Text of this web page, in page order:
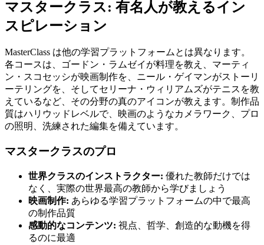
マスタークラス: 有名人が教えるイン
スピレーション
MasterClass は他の学習プラットフォームとは異なります。
各コースは、ゴードン・ラムゼイが料理を教え、マーティ
ン・スコセッシが映画制作を、ニール・ゲイマンがストーリ
ーテリングを、そしてセリーナ・ウィリアムズがテニスを教
えているなど、その分野の真のアイコンが教えます。制作品
質はハリウッドレベルで、映画のようなカメラワーク、プロ
の照明、洗練された編集を備えています。
マスタークラスのプロ
世界クラスのインストラクター: 優れた教師だけでは
なく、実際の世界最高の教師から学びましょう
映画制作: あらゆる学習プラットフォームの中で最高
の制作品質
感動的なコンテンツ: 視点、哲学、創造的な動機を得
るのに最適